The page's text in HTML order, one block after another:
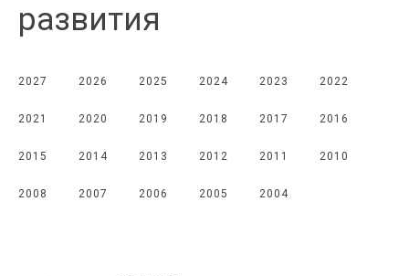
развития
2027 2026 2025 2024 2023 2022
2021 2020 2019 2018 2017 2016
2015 2014 2013 2012 2011 2010
2008 2007 2006 2005 2004